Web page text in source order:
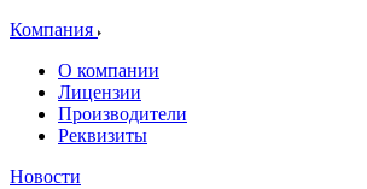
Компания
О компании
Лицензии
Производители
Реквизиты
Новости